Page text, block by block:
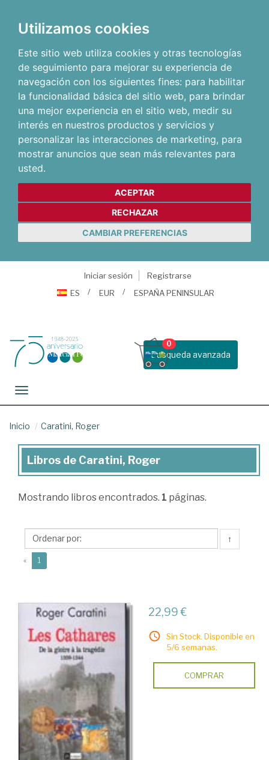
Utilizamos cookies
Este sitio web utiliza cookies y otras tecnologías
de seguimiento para mejorar su experiencia de
navegación con los siguientes fines: para habilitar
la funcionalidad básica del sitio web, para brindar
una mejor experiencia en el sitio web, medir su
interés en nuestros productos y servicios y
personalizar las interacciones de marketing, para
mostrar anuncios que sean más relevantes para
usted.
ACEPTAR
RECHAZAR
CAMBIAR PREFERENCIAS
Iniciar sesión
Registrarse
ES
EUR ESPAÑA PENINSULAR
Busqueda avanzada
0
Toggle navigation
Inicio Caratini, Roger
Libros
Caratini,
Libros de Caratini, Roger
Mostrando libros encontrados. 1 páginas.
↑
« 1
22,99 €
Sin Stock. Disponible en
5/6 semanas.
COMPRAR